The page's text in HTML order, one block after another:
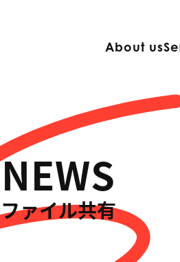
About us
NEWS
ファイル共有